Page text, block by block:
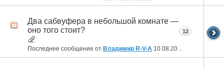
Два сабвуфера в небольшой комнате —
оно того стоит?
Последнее сообщение от Владимир R-V-A 10.08.2022
12